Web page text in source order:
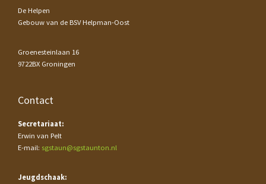
De Helpen
Gebouw van de BSV Helpman-Oost
Groenesteinlaan 16
9722BX Groningen
Contact
Secretariaat:
Erwin van Pelt
E-mail: sgstaun@sgstaunton.nl
Jeugdschaak: